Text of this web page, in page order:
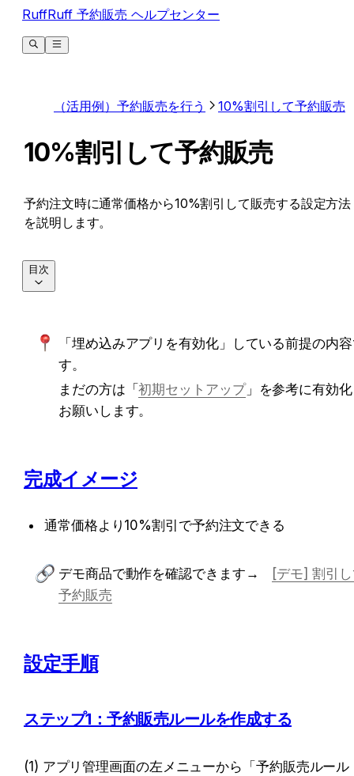
RuffRuff 予約販売 ヘルプセンター
（活用例）予約販売を行う 10%割引して予約販売
10%割引して予約販売
予約注文時に通常価格から10%割引して販売する設定方法
を説明します。
「埋め込みアプリを有効化」している前提の内
す。
まだの方は「初期セットアップ」を参考に有効
お願いします。
完成イメージ
通常価格より10%割引で予約注文できる
デモ商品で動作を確認できます→
[デモ] 割引
予約販売
設定手順
ステップ1：予約販売ルールを作成する
(1) アプリ管理画面の左メニューから「予約販売ルール
目次